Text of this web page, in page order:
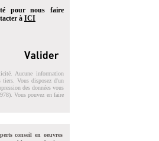
pour nous faire
à ICI
Aucune information
tiers. Vous disposez d'un
des données vous
Vous pouvez en faire
conseil en oeuvres